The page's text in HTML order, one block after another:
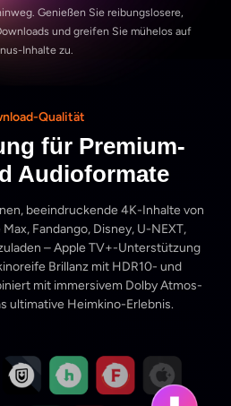
Genießen Sie reibungslosere,
und greifen Sie mühelos auf
Inhalte zu.
Qualität
für Premium-
Audioformate
beeindruckende 4K-Inhalte von
Fandango, Disney, U-NEXT,
– Apple TV+-Unterstützung
Brillanz mit HDR10- und
mit immersivem Dolby Atmos-
ultimative Heimkino-Erlebnis.